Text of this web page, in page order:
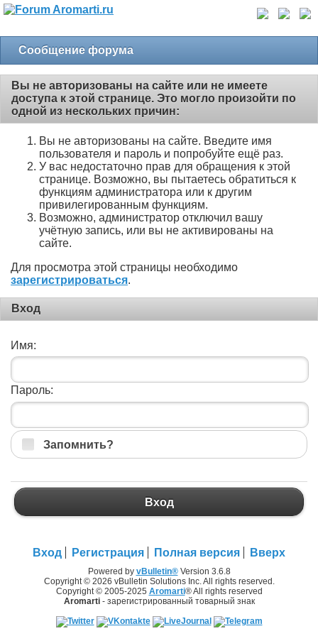
Сообщение форума
Вы не авторизованы на сайте или не имеете
доступа к этой странице. Это могло произойти по
одной из нескольких причин:
Вы не авторизованы на сайте. Введите имя
пользователя и пароль и попробуйте ещё раз.
У вас недостаточно прав для обращения к этой
странице. Возможно, вы пытаетесь обратиться к
функциям администратора или к другим
привилегированным функциям.
Возможно, администратор отключил вашу
учётную запись, или вы не активированы на
сайте.
Для просмотра этой страницы необходимо
зарегистрироваться.
Вход
Имя:
Пароль:
Запомнить?
Вход
Вход Регистрация Полная версия Вверх
Powered by vBulletin®Version 3.6.8
Copyright © 2026 vBulletin Solutions Inc. All rights reserved.
Copyright © 2005-2025 Aromarti® All rights reserved
Aromarti- зарегистрированный товарный знак